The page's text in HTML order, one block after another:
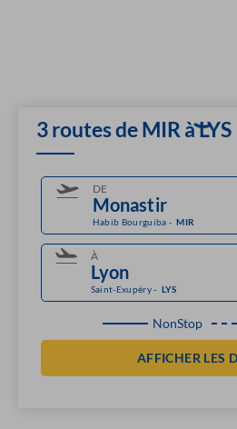
3 routes de MIR à LYS
DE
Habib Bourguiba- MIR
À
Saint-Exupéry- LYS
NonStop
AFFICHER LES